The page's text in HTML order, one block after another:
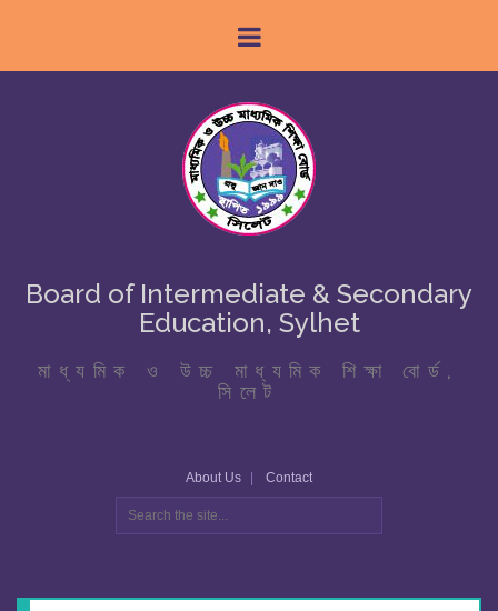
Board of Intermediate & Secondary
Education, Sylhet
মাধ্যমিক ও উচ্চ মাধ্যমিক শিক্ষা বোর্ড,
সিলেট
About Us Contact